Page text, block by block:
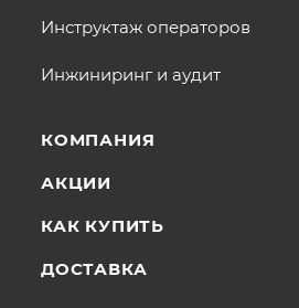
Инструктаж операторов
Инжиниринг и аудит
КОМПАНИЯ
АКЦИИ
КАК КУПИТЬ
ДОСТАВКА